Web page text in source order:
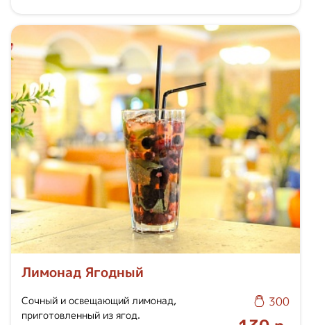
Лимонад Ягодный
Сочный и освещающий лимонад,
приготовленный из ягод.
300